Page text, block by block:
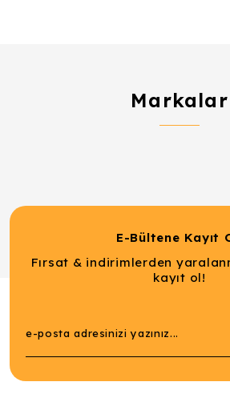
Markalar
E-Bültene Kayıt
Fırsat & indirimlerden
kayıt ol!